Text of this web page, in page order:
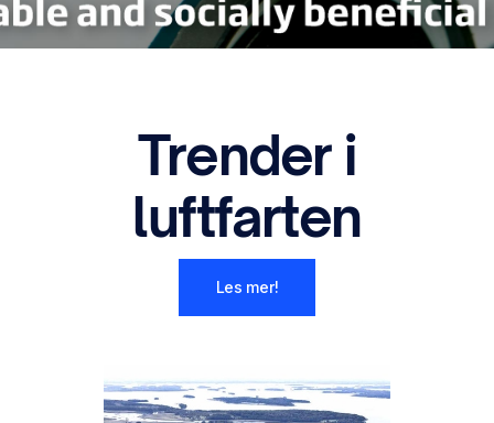
Trender i
luftfarten
Les mer!